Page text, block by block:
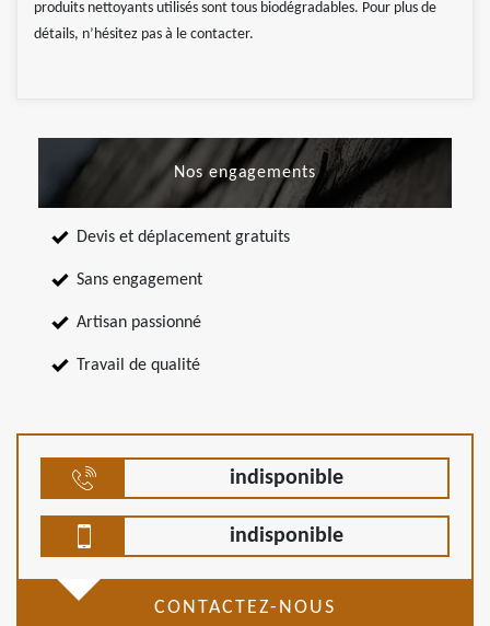
produits nettoyants utilisés sont tous biodégradables. Pour plus de
détails, n’hésitez pas à le contacter.
Nos engagements
Devis et déplacement gratuits
Sans engagement
Artisan passionné
Travail de qualité
indisponible
indisponible
CONTACTEZ-NOUS